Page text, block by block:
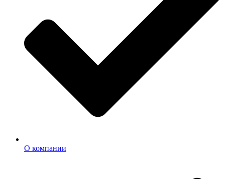
О компании